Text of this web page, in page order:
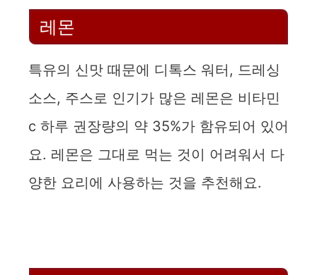
레몬
특유의 신맛 때문에 디톡스 워터, 드레싱
소스, 주스로 인기가 많은 레몬은 비타민
c 하루 권장량의 약 35%가 함유되어 있어
요. 레몬은 그대로 먹는 것이 어려워서 다
양한 요리에 사용하는 것을 추천해요.